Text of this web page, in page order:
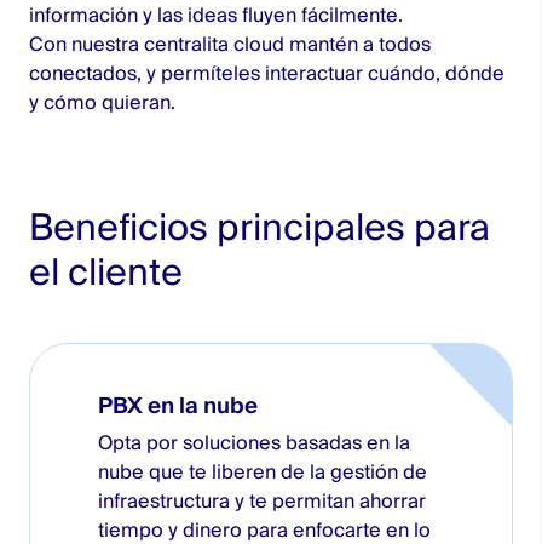
información y las ideas fluyen fácilmente.
Con nuestra centralita cloud mantén a todos
conectados, y permíteles interactuar cuándo, dónde
y cómo quieran.
Beneficios principales para
el cliente
PBX en la nube
Opta por soluciones basadas en la
nube que te liberen de la gestión de
infraestructura y te permitan ahorrar
tiempo y dinero para enfocarte en lo